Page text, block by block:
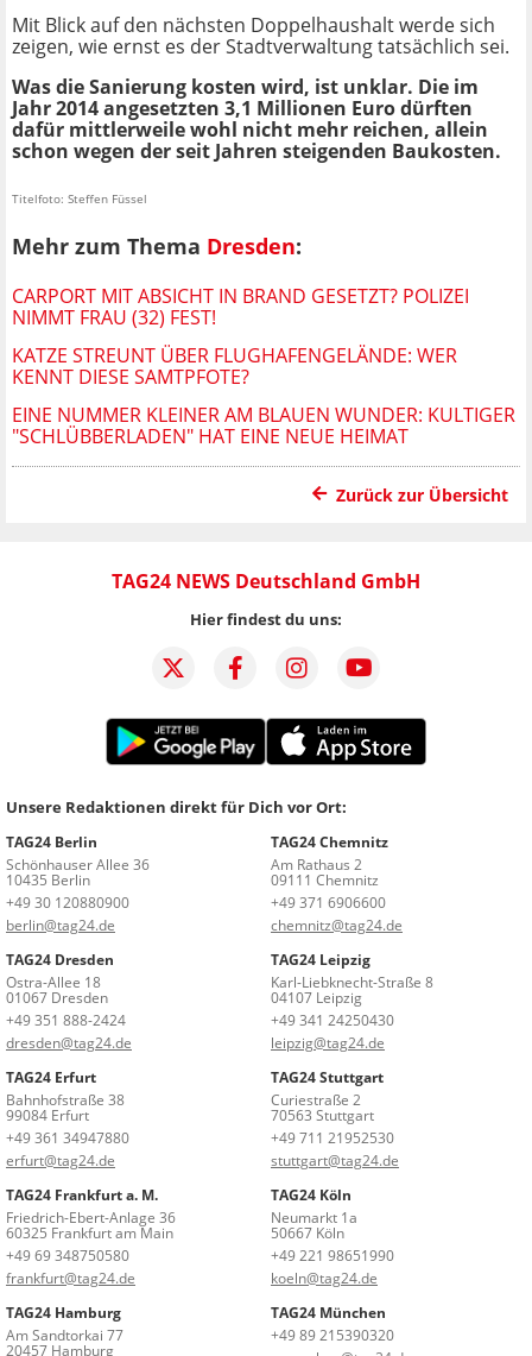
Mit Blick auf den nächsten Doppelhaushalt werde sich
zeigen, wie ernst es der Stadtverwaltung tatsächlich sei.
Was die Sanierung kosten wird, ist unklar. Die im
Jahr 2014 angesetzten 3,1 Millionen Euro dürften
dafür mittlerweile wohl nicht mehr reichen, allein
schon wegen der seit Jahren steigenden Baukosten.
Titelfoto: Steffen Füssel
Mehr zum Thema Dresden:
CARPORT MIT ABSICHT IN BRAND GESETZT? POLIZEI
NIMMT FRAU (32) FEST!
KATZE STREUNT ÜBER FLUGHAFENGELÄNDE: WER
KENNT DIESE SAMTPFOTE?
EINE NUMMER KLEINER AM BLAUEN WUNDER: KULTIGER
"SCHLÜBBERLADEN" HAT EINE NEUE HEIMAT
Zurück zur Übersicht
TAG24 NEWS Deutschland GmbH
Hier findest du uns:
Unsere Redaktionen direkt für Dich vor Ort:
TAG24 Berlin
Schönhauser Allee 36
10435 Berlin
+49 30 120880900
berlin@tag24.de
TAG24 Chemnitz
Am Rathaus 2
09111 Chemnitz
+49 371 6906600
chemnitz@tag24.de
TAG24 Dresden
Ostra-Allee 18
01067 Dresden
+49 351 888-2424
dresden@tag24.de
TAG24 Leipzig
Karl-Liebknecht-Straße 8
04107 Leipzig
+49 341 24250430
leipzig@tag24.de
TAG24 Erfurt
Bahnhofstraße 38
99084 Erfurt
+49 361 34947880
erfurt@tag24.de
TAG24 Stuttgart
Curiestraße 2
70563 Stuttgart
+49 711 21952530
stuttgart@tag24.de
TAG24 Frankfurt a. M.
Friedrich-Ebert-Anlage 36
60325 Frankfurt am Main
+49 69 348750580
frankfurt@tag24.de
TAG24 Köln
Neumarkt 1a
50667 Köln
+49 221 98651990
koeln@tag24.de
TAG24 Hamburg
Am Sandtorkai 77
20457 Hamburg
TAG24 München
+49 89 215390320